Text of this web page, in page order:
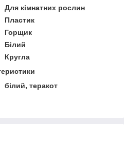
Для кімнатних рослин
Пластик
Горщик
Білий
Кругла
білий, теракот